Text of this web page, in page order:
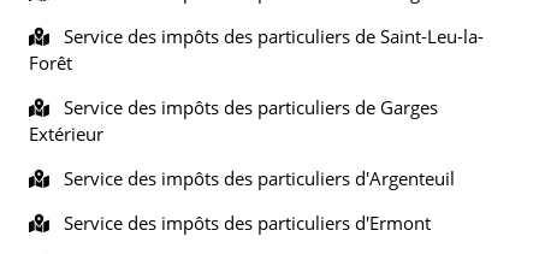
Service des impôts des particuliers de Saint-Leu-la-
Forêt
Service des impôts des particuliers de Garges
Extérieur
Service des impôts des particuliers d'Argenteuil
Service des impôts des particuliers d'Ermont